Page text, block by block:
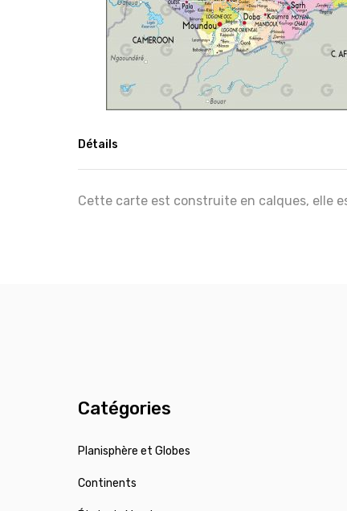
Détails
Cette carte est construite en calques, elle
Catégories
Planisphère et Globes
Continents